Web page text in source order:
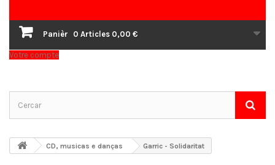
Panièr 0 Articles 0,00 €
Votre compte
CD, musicas e danças Garric - Solidaritat